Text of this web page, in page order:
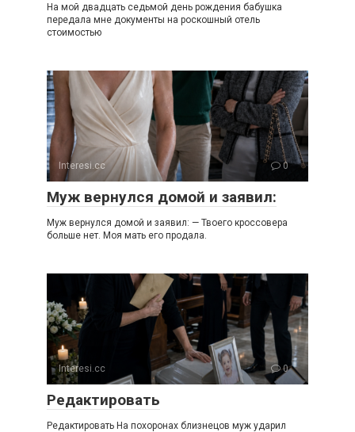
На мой двадцать седьмой день рождения бабушка
передала мне документы на роскошный отель
стоимостью
Interesi.cc 0
Муж вернулся домой и заявил:
Муж вернулся домой и заявил: — Твоего кроссовера
больше нет. Моя мать его продала.
Interesi.cc 0
Редактировать
Редактировать На похоронах близнецов муж ударил